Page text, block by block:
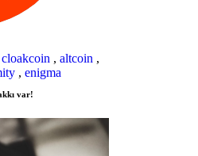
cloakcoin , altcoin ,
, enigma
var!